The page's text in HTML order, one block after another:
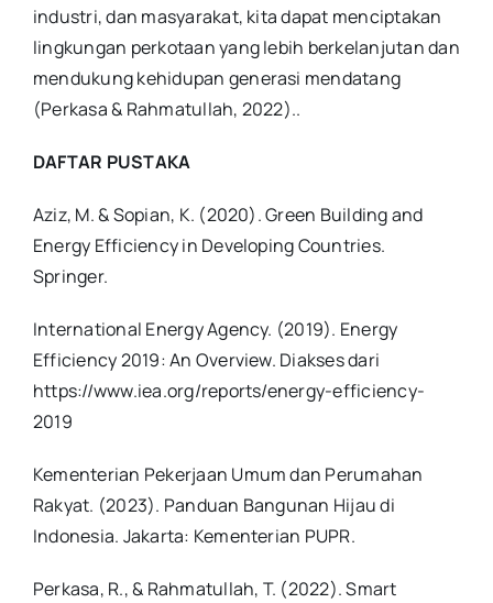
industri, dan masyarakat, kita dapat menciptakan
lingkungan perkotaan yang lebih berkelanjutan dan
mendukung kehidupan generasi mendatang
(Perkasa & Rahmatullah, 2022)..
DAFTAR PUSTAKA
Aziz, M. & Sopian, K. (2020). Green Building and
Energy Efficiency in Developing Countries.
Springer.
International Energy Agency. (2019). Energy
Efficiency 2019: An Overview. Diakses dari
https://www.iea.org/reports/energy-efficiency-
2019
Kementerian Pekerjaan Umum dan Perumahan
Rakyat. (2023). Panduan Bangunan Hijau di
Indonesia. Jakarta: Kementerian PUPR.
Perkasa, R., & Rahmatullah, T. (2022). Smart